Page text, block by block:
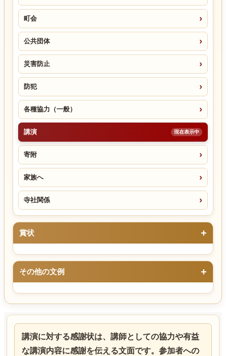
町会
公共団体
災害防止
防犯
各種協力（一般）
講演
寄附
家族へ
寺社関係
賞状
その他の文例
講演に対する感謝状は、講師としての協力や有益
な講演内容に感謝を伝える文面です。参加者への